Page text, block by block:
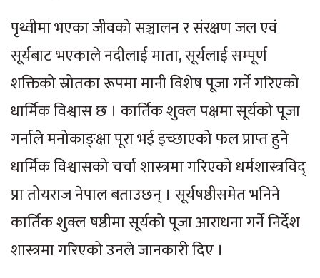
पृथ्वीमा भएका जीवको सञ्चालन र संरक्षण जल एवं
सूर्यबाट भएकाले नदीलाई माता, सूर्यलाई सम्पूर्ण
शक्तिको स्रोतका रूपमा मानी विशेष पूजा गर्ने गरिएको
धार्मिक विश्वास छ । कार्तिक शुक्ल पक्षमा सूर्यको पूजा
गर्नाले मनोकाङ्क्षा पूरा भई इच्छाएको फल प्राप्त हुने
धार्मिक विश्वासको चर्चा शास्त्रमा गरिएको धर्मशास्त्रविद्
प्रा तोयराज नेपाल बताउछन् । सूर्यषष्ठीसमेत भनिने
कार्तिक शुक्ल षष्ठीमा सूर्यको पूजा आराधना गर्ने निर्देश
शास्त्रमा गरिएको उनले जानकारी दिए ।